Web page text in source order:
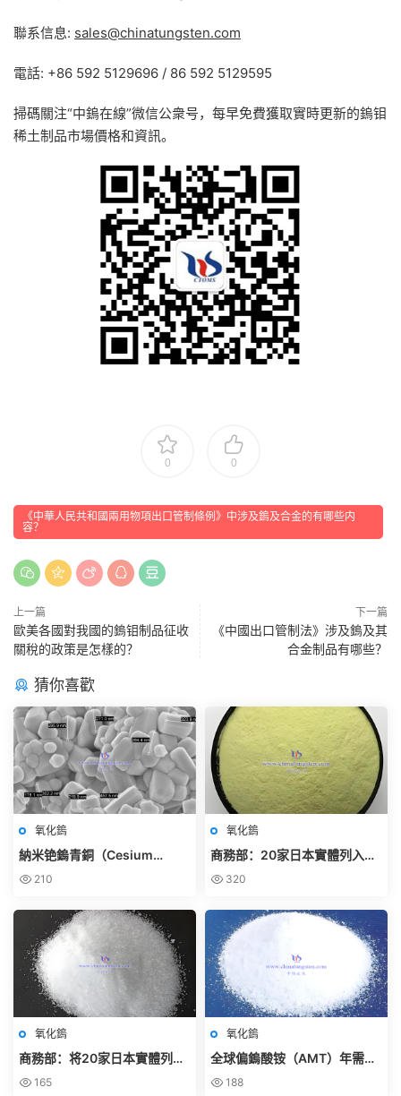
聯系信息: sales@chinatungsten.com
電話: +86 592 5129696 / 86 592 5129595
掃碼關注“中鎢在線”微信公衆号，每早免費獲取實時更新的鎢钼
稀土制品市場價格和資訊。
0 0
《中華人民共和國兩用物項出口管制條例》中涉及鎢及合金的有哪些内
容？
上一篇
歐美各國對我國的鎢钼制品征收
關稅的政策是怎樣的？
下一篇
《中國出口管制法》涉及鎢及其
合金制品有哪些？
猜你喜歡
氧化鎢
納米铯鎢青銅（Cesium
Tungsten Bronze，
210
氧化鎢
商務部：20家日本實體列入出
口管制管控名單
320
氧化鎢
商務部：将20家日本實體列入
關注名單
165
氧化鎢
全球偏鎢酸铵（AMT）年需求
量有多少？
188